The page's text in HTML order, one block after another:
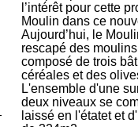
l’intérêt pour cette
Moulin dans ce
Aujourd’hui, le
rescapé des
composé de trois
céréales et des
L'ensemble d'une
deux niveaux se
laissé en l'étatet et